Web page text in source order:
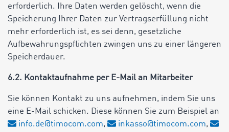
erforderlich. Ihre Daten werden gelöscht, wenn die
Speicherung Ihrer Daten zur Vertragserfüllung nicht
mehr erforderlich ist, es sei denn, gesetzliche
Aufbewahrungspflichten zwingen uns zu einer längeren
Speicherdauer.
6.2. Kontaktaufnahme per E-Mail an Mitarbeiter
Sie können Kontakt zu uns aufnehmen, indem Sie uns
eine E-Mail schicken. Diese können Sie zum Beispiel an
info.de@timocom.com, inkasso@timocom.com,